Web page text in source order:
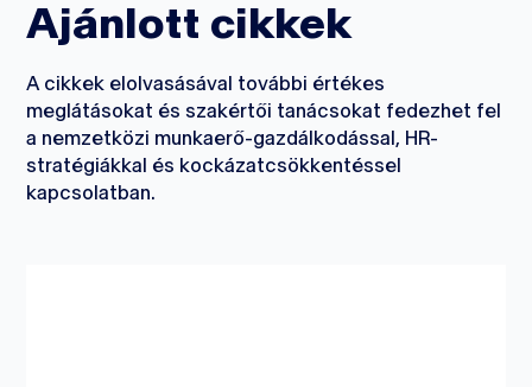
Ajánlott cikkek
A cikkek elolvasásával további értékes
meglátásokat és szakértői tanácsokat fedezhet fel
a nemzetközi munkaerő-gazdálkodással, HR-
stratégiákkal és kockázatcsökkentéssel
kapcsolatban.